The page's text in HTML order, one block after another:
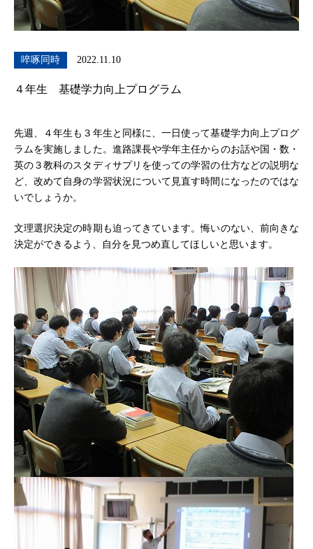
啐啄同時 2022.11.10
４年生 基礎学力向上プログラム
先週、４年生も３年生と同様に、一日使って基礎学力向上プログ
ラムを実施しました。進路課長や学年主任からのお話や国・数・
英の３教科のスタディサプリを使っての学習の仕方などの説明な
ど、改めて自身の学習状況について見直す時間になったのではな
いでしょうか。
文理選択決定の時期も迫ってきています。悔いのない、前向きな
決定ができるよう、自分を見つめ直してほしいと思います。